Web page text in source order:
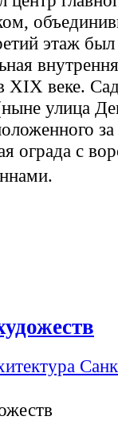
этаж
XIX веке.
улица
ограда с